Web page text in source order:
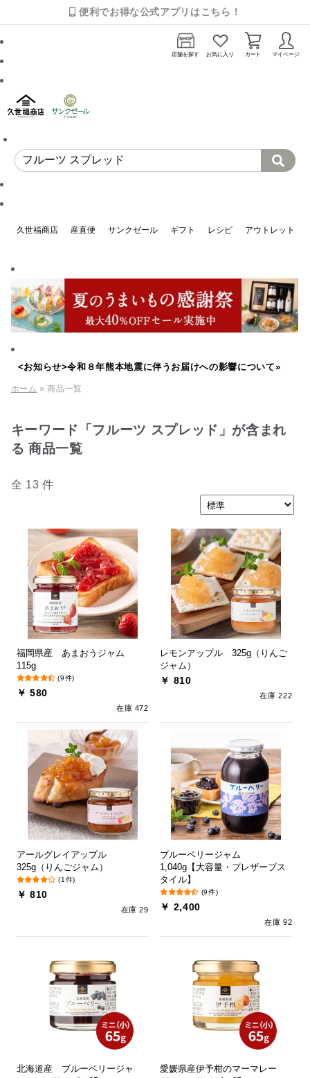
便利でお得な公式アプリはこちら！
店舗を探す お気に入り カート マイページ
久世福商店 産直便 サンクゼール ギフト レシピ アウトレット
<お知らせ>令和８年熊本地震に伴うお届けへの影響について»
ホーム » 商品一覧
キーワード「フルーツ スプレッド」が含まれ
る 商品一覧
全 13 件
福岡県産 あまおうジャム
115g
(9件)
￥ 580
在庫 472
レモンアップル 325g（りんご
ジャム）
￥ 810
在庫 222
アールグレイアップル
325g（りんごジャム）
(1件)
￥ 810
在庫 29
ブルーベリージャム
1,040g【大容量・プレザーブス
タイル】
(9件)
￥ 2,400
在庫 92
北海道産 ブルーベリージャ
愛媛県産伊予柑のマーマレー